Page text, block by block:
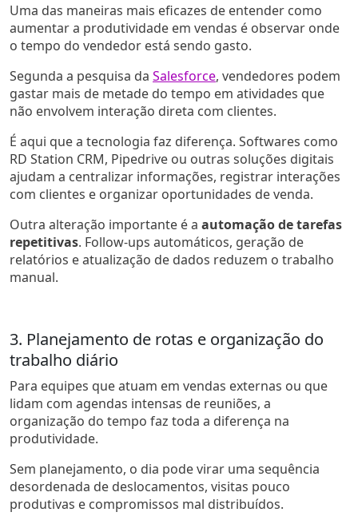
Uma das maneiras mais eficazes de entender como
aumentar a produtividade em vendas é observar onde
o tempo do vendedor está sendo gasto.
Segunda a pesquisa da Salesforce, vendedores podem
gastar mais de metade do tempo em atividades que
não envolvem interação direta com clientes.
É aqui que a tecnologia faz diferença. Softwares como
RD Station CRM, Pipedrive ou outras soluções digitais
ajudam a centralizar informações, registrar interações
com clientes e organizar oportunidades de venda.
Outra alteração importante é a automação de tarefas
repetitivas. Follow-ups automáticos, geração de
relatórios e atualização de dados reduzem o trabalho
manual.
3. Planejamento de rotas e organização do
trabalho diário
Para equipes que atuam em vendas externas ou que
lidam com agendas intensas de reuniões, a
organização do tempo faz toda a diferença na
produtividade.
Sem planejamento, o dia pode virar uma sequência
desordenada de deslocamentos, visitas pouco
produtivas e compromissos mal distribuídos.